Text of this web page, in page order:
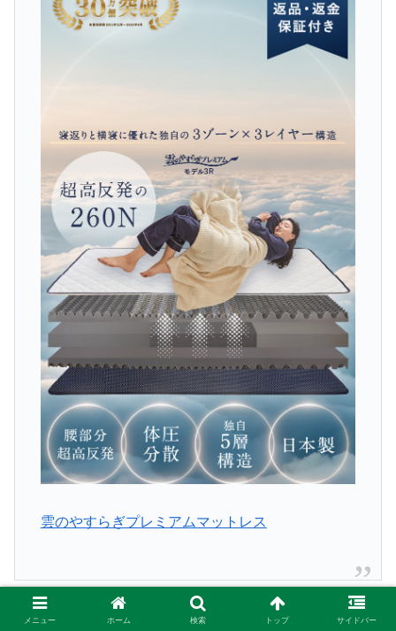
雲のやすらぎプレミアムマットレス
◆雲のやすらぎプレミアムマットレス
メニュー ホーム 検索 トップ サイドバー